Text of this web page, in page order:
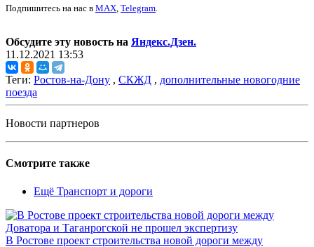
Подпишитесь на нас в MAX, Telegram.
Обсудите эту новость на Яндекс.Дзен.
11.12.2021 13:53
Теги: Ростов-на-Дону , СКЖД , дополнительные новогодние
поезда
Новости партнеров
Смотрите также
Ещё Транспорт и дороги
В Ростове проект строительства новой дороги между